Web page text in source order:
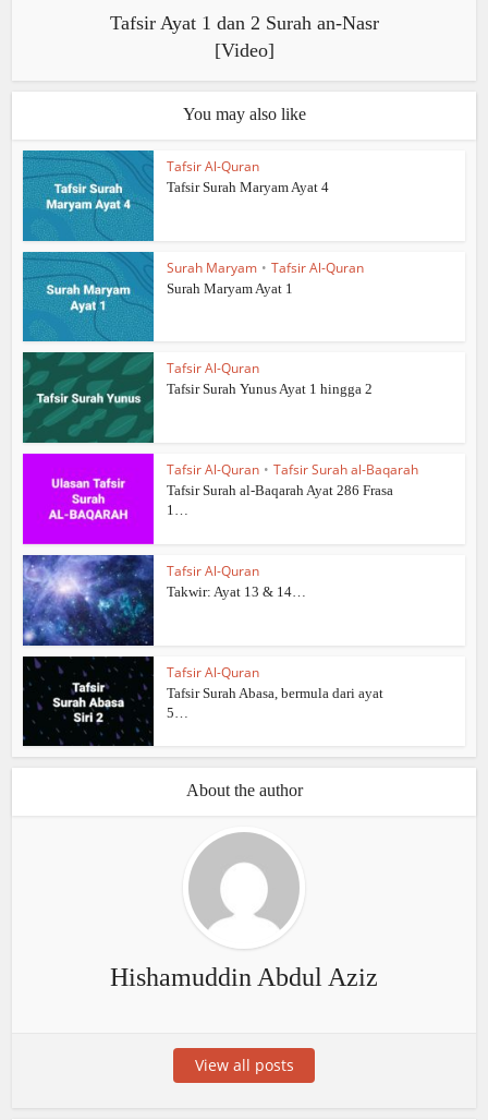
Tafsir Ayat 1 dan 2 Surah an-Nasr
[Video]
You may also like
Tafsir Al-Quran
Tafsir Surah Maryam Ayat 4
Surah Maryam • Tafsir Al-Quran
Surah Maryam Ayat 1
Tafsir Al-Quran
Tafsir Surah Yunus Ayat 1 hingga 2
Tafsir Al-Quran • Tafsir Surah al-Baqarah
Tafsir Surah al-Baqarah Ayat 286 Frasa
1…
Tafsir Al-Quran
Takwir: Ayat 13 & 14…
Tafsir Al-Quran
Tafsir Surah Abasa, bermula dari ayat
5…
About the author
Hishamuddin Abdul Aziz
View all posts